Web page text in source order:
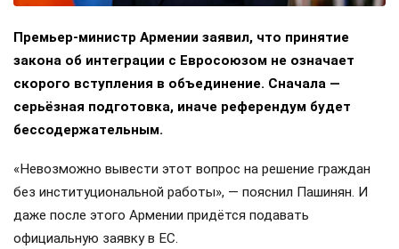
Премьер-министр Армении заявил, что принятие
закона об интеграции с Евросоюзом не означает
скорого вступления в объединение. Сначала —
серьёзная подготовка, иначе референдум будет
бессодержательным.
«Невозможно вывести этот вопрос на решение граждан
без институциональной работы», — пояснил Пашинян. И
даже после этого Армении придётся подавать
официальную заявку в ЕС.